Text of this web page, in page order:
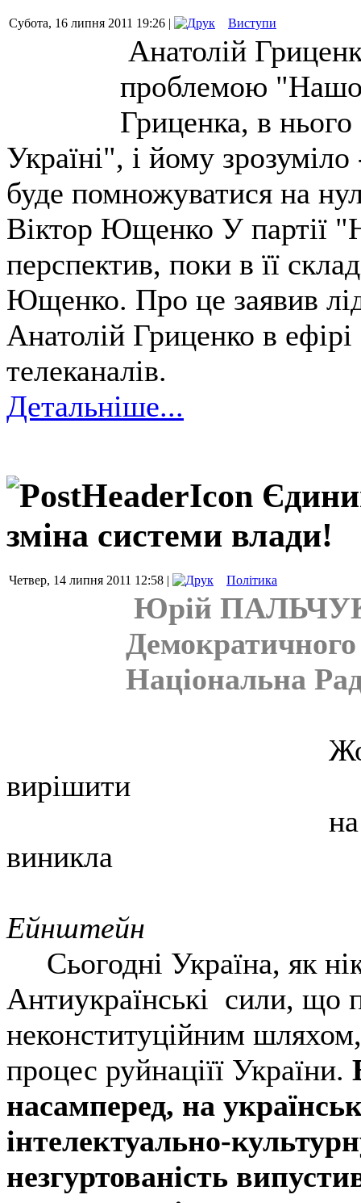
Субота, 16 липня 2011 19:26 | Виступи
Анатолій
проблемою
Гриценка, в
Україні", і йому
буде помножуватися на
Віктор Ющенко У партії
перспектив, поки в її
Ющенко. Про це заявив
Анатолій Гриценко в
телеканалів.
Детальніше...
зміна системи влади!
Четвер, 14 липня 2011 12:58 | Політика
Юрій
Національна
вирішити
на тому ж
виникла
Ейнштейн
Сьогодні Україна, як
Антиукраїнські сили, що
неконституційним
процес руйнаціїї України.
насамперед, на
інтелектуально-
незгуртованість